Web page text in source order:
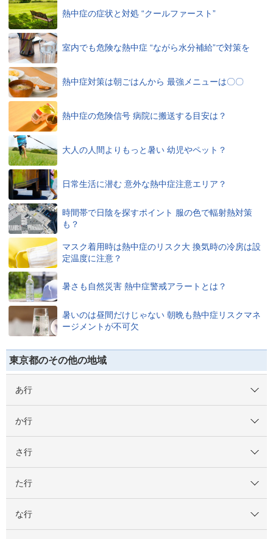
熱中症の症状と対処 “クールファースト”
室内でも危険な熱中症 “ながら水分補給”で対策を
熱中症対策は朝ごはんから 最強メニューは〇〇
熱中症の危険信号 病院に搬送する目安は？
大人の人間よりもっと暑い 幼児やペット？
日常生活に潜む 意外な熱中症注意エリア？
時間帯で日陰を探すポイント 服の色で輻射熱対策
も？
マスク着用時は熱中症のリスク大 換気時の冷房は設
定温度に注意？
暑さも自然災害 熱中症警戒アラートとは？
暑いのは昼間だけじゃない 朝晩も熱中症リスクマネ
ージメントが不可欠
東京都のその他の地域
あ行
か行
さ行
た行
な行